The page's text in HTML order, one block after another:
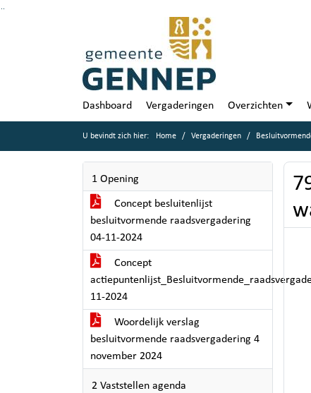
Dashboard Vergaderingen Overzichten
U bevindt zich hier: Home Vergaderingen
1 Opening
Concept besluitenlijst
besluitvormende raadsvergadering
04-11-2024
Concept
11-2024
Woordelijk verslag
besluitvormende raadsvergadering 4
november 2024
2 Vaststellen agenda